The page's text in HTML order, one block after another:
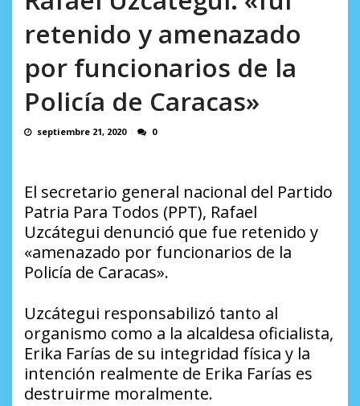
retenido y amenazado
por funcionarios de la
Policía de Caracas»
septiembre 21, 2020 0
El secretario general nacional del Partido
Patria Para Todos (PPT), Rafael
Uzcátegui denunció que fue retenido y
«amenazado por funcionarios de la
Policía de Caracas».
Uzcátegui responsabilizó tanto al
organismo como a la alcaldesa oficialista,
Erika Farías de su integridad física y la
intención realmente de Erika Farías es
destruirme moralmente.